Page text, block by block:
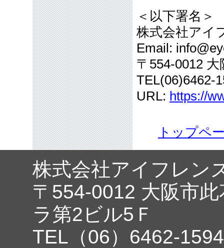
＜以下署名＞
株式会社アイ
Email:
〒554-0012
TEL(06)6462-
URL: https://
トップペ
株式会社アイフレン
〒554-0012 大阪市
ラ第2ビル5Ｆ
TEL（06）6462-